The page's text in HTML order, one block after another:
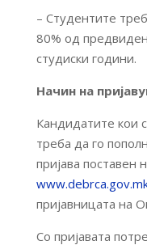
– Студентите
80% од
студиски години.
Начин на
Кандидатите кои
треба да го
пријава поставен
пријавницата на
Со пријавата